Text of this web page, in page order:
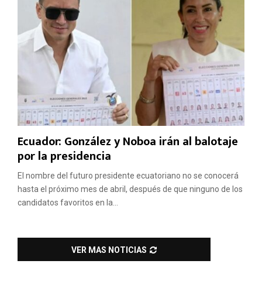
Ecuador: González y Noboa irán al balotaje
por la presidencia
El nombre del futuro presidente ecuatoriano no se conocerá
hasta el próximo mes de abril, después de que ninguno de los
candidatos favoritos en la...
VER MAS NOTICIAS